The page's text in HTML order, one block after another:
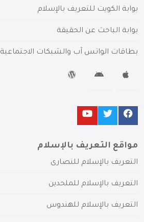
بوابة الكويت للتعريف بالإسلام
بوابة الباحث عن الحقيقة
بطاقات الواتس آب والشبكات الاجتماعية
مواقع التعريف بالإسلام
التعريف بالإسلام للنصارى
التعريف بالإسلام للملحدين
التعريف بالإسلام للهندوس